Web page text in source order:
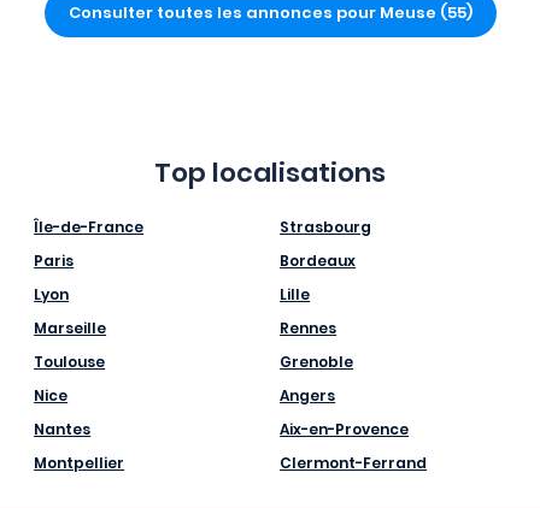
Consulter toutes les annonces pour Meuse (55)
Top localisations
Île-de-France
Paris
Lyon
Marseille
Toulouse
Nice
Nantes
Montpellier
Strasbourg
Bordeaux
Lille
Rennes
Grenoble
Angers
Aix-en-Provence
Clermont-Ferrand